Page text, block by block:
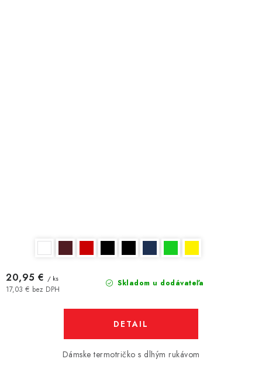
Skladom u dodávateľa
17,03 € bez DPH
20,95 € / ks
DETAIL
Dámske termotričko s dlhým rukávom